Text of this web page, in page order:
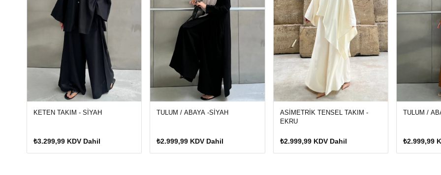
KETEN TAKIM - SİYAH
₺3.299,99 KDV Dahil
TULUM / ABAYA -SİYAH
₺2.999,99 KDV Dahil
ASİMETRİK TENSEL TAKIM -
EKRU
₺2.999,99 KDV Dahil
TULUM /
₺2.999,99